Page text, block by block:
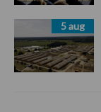
5 aug